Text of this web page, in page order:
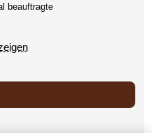
beauftragte